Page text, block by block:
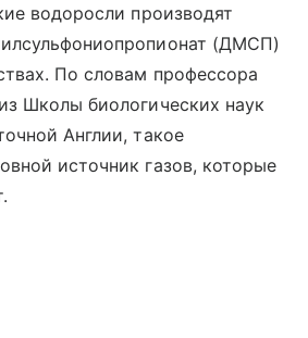
водоросли производят
(ДМСП)
По словам профессора
Школы биологических наук
Англии, такое
источник газов, которые